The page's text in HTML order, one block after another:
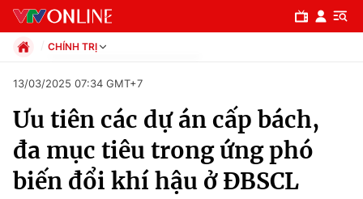
Chuyên mục
Chính trị
CHÍNH TRỊ
Xã hội
Pháp luật
Thể thao
Truyền hình
13/03/2025 07:34 GMT+7
Ưu tiên các dự án cấp bách,
đa mục tiêu trong ứng phó
biến đổi khí hậu ở ĐBSCL